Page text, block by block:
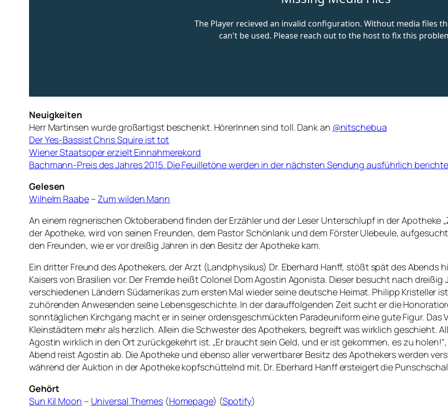
Neuigkeiten
Herr Martinsen wurde großartigst beschenkt. HörerInnen sind toll. Dank an @nitschebua
Der Yes-Bassist Chris Squire ist tot
Wiener Staatsoper erzielt Einnahmerekord
Bachmann-Preis des Jahres 2015. Die Feuilletöne werden in der nächsten Sendung ausführlich
Gelesen
Wilhelm Raabe– Zum wilden Mann
An einem regnerischen Oktoberabend finden der Erzähler und der Leser Unterschlupf in der Apotheke
der Apotheke, wird von seinen Freunden, dem Pastor Schönlank und dem Förster Ulebeule,
den Freunden, wie er vor dreißig Jahren in den Besitz der Apotheke kam.
Ein dritter Freund des Apothekers, der Arzt (Landphysikus) Dr. Eberhard Hanff, stößt spät des Abends
Kaisers von Brasilien vor. Der Fremde heißt Colonel Dom Agostin Agonista. Dieser besucht nach
verschiedenen Ländern Südamerikas zum ersten Mal wieder seine deutsche Heimat. Philipp Kristeller
zuhörenden Anwesenden seine Lebensgeschichte. In der darauffolgenden Zeit sucht er die
sonntäglichen Kirchgang macht er in seiner ordensgeschmückten Paradeuniform eine gute Figur. Das
Kleinstädtern mehr als herzlich. Allein die Schwester des Apothekers, begreift was wirklich geschieht.
Agostin wirklich in den Ort zurückgekehrt ist. „Er braucht sein Geld, und er ist gekommen, es zu
Abend reist Agostin ab. Die Apotheke und ebenso aller verwertbarer Besitz des Apothekers werden
während der Auktion in der Apotheke kopfschüttelnd mit. Dr. Eberhard Hanff ersteigert die
Gehört
Sun Kil Moon – Universal Themes(Homepage) (Spotify)